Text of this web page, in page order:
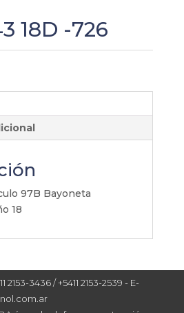
18D -726
97B Bayoneta
18
2153-3436 / +5411 2153-2539 - E-